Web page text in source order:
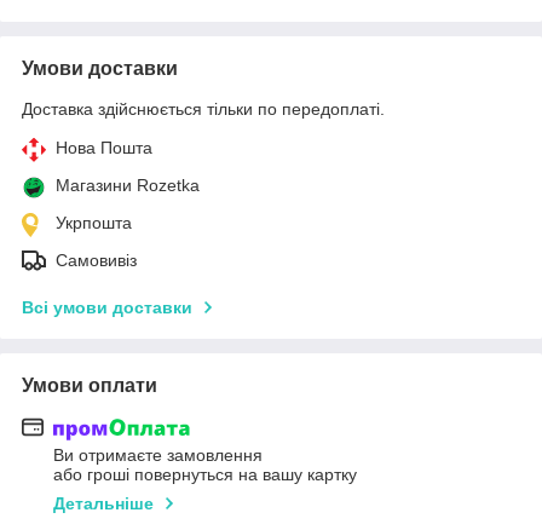
Умови доставки
Доставка здійснюється тільки по передоплаті.
Нова Пошта
Магазини Rozetka
Укрпошта
Самовивіз
Всі умови доставки
Умови оплати
Ви отримаєте замовлення
або гроші повернуться на вашу картку
Детальніше